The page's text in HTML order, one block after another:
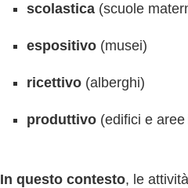
scolastica (scuole
espositivo (musei)
ricettivo (alberghi)
produttivo (edifici e
In questo contesto, le